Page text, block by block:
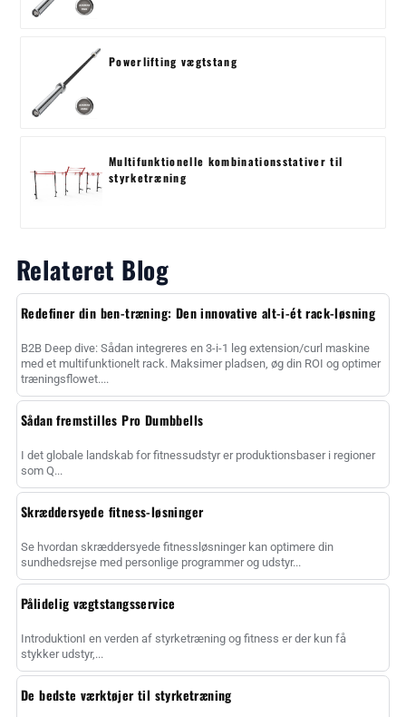
Powerlifting vægtstang
Multifunktionelle kombinationsstativer til
styrketræning
Relateret Blog
Redefiner din ben-træning: Den innovative alt-i-ét rack-løsning
B2B Deep dive: Sådan integreres en 3-i-1 leg extension/curl maskine
med et multifunktionelt rack. Maksimer pladsen, øg din ROI og optimer
træningsflowet....
Sådan fremstilles Pro Dumbbells
I det globale landskab for fitnessudstyr er produktionsbaser i regioner
som Q...
Skræddersyede fitness-løsninger
Se hvordan skræddersyede fitnessløsninger kan optimere din
sundhedsrejse med personlige programmer og udstyr...
Pålidelig vægtstangsservice
IntroduktionI en verden af styrketræning og fitness er der kun få
stykker udstyr,...
De bedste værktøjer til styrketræning